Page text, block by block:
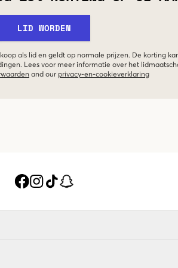
LID WORDEN
als lid en geldt op normale prijzen. De korting
Lees voor meer informatie over het
and our privacy-en-cookieverklaring